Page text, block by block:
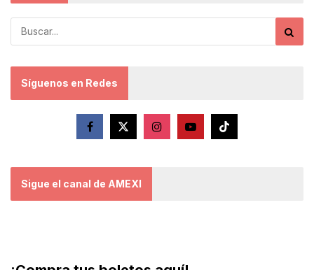
Síguenos en Redes
Sigue el canal de AMEXI